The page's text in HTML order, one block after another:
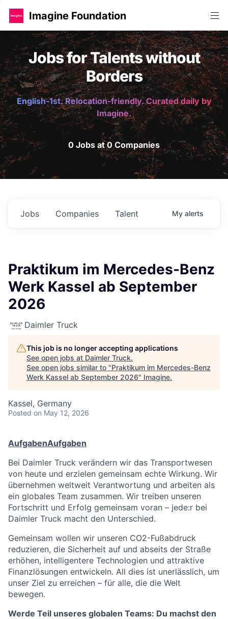
Imagine Foundation
Jobs for Talents without
Borders
English-1st. Relocation-friendly. Curated daily by
Imagine.
0 Jobs at 0 Companies
Jobs Companies Talent My alerts
Praktikum im Mercedes-Benz
Werk Kassel ab September
2026
Daimler Truck
This job is no longer accepting applications
See open jobs at Daimler Truck.
See open jobs similar to "Praktikum im Mercedes-Benz
Werk Kassel ab September 2026" Imagine.
Kassel, Germany
Posted on May 12, 2026
AufgabenAufgaben
Bei Daimler Truck verändern wir das Transportwesen
von heute und erzielen gemeinsam echte Wirkung. Wir
übernehmen weltweit Verantwortung und arbeiten als
ein globales Team zusammen. Wir treiben unseren
Fortschritt und Erfolg gemeinsam voran – jede:r bei
Daimler Truck macht den Unterschied.
Gemeinsam wollen wir unseren CO2-Fußabdruck
reduzieren, die Sicherheit auf und abseits der Straße
erhöhen, intelligentere Technologien und attraktive
Finanzlösungen entwickeln. All dies ist unerlässlich, um
unser Ziel zu erreichen – für alle, die die Welt
bewegen.
Werde Teil unseres globalen Teams: Du machst den